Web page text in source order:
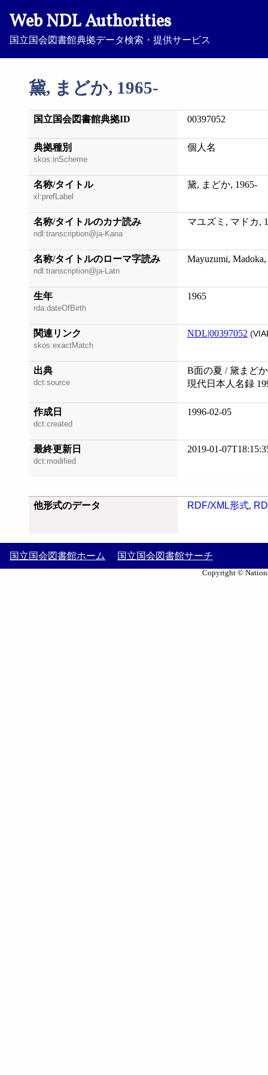
Web NDL Authorities
国立国会図書館典拠データ検索・提供サービス
黛, まどか, 1965-
国立国会図書館典拠ID 00397052
典拠種別
skos:inScheme
個人名
名称/タイトル
xl:prefLabel
黛, まどか, 1965-
名称/タイトルのカナ読み
ndl:transcription@ja-Kana
マユズミ, マドカ,
名称/タイトルのローマ字読み
ndl:transcription@ja-Latn
Mayuzumi, Madoka,
生年
rda:dateOfBirth
1965
関連リンク
skos:exactMatch
NDL|00397052
出典
dct:source
B面の夏 / 黛まど
現代日本人名録
作成日
dct:created
1996-02-05
最終更新日
dct:modified
2019-01-
他形式のデータ RDF/XML形式,
国立国会図書館ホーム 国立国会図書館サーチ
Copyright ©